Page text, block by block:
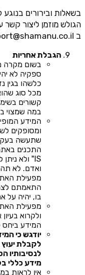
בשאלות ובירורים
הגולש מוזמן ליצור
ב
הגבלת אחריות
בשום מקרה
ספקיה לא
כלשהו בגין
מכל סוג
קשורים
במה שמצוי
המידע
ומסופקים
שתעשה
IS" ולא ניתן להתאימם לצרכיו של כל אדם
ואדם. לא
מפעילת
התאמתם
בו, יהיה על
מפעילת
ולקרוא
המידע ביחס
יודגש כי
לקבלת יעוץ
לנסיבותיו
מידע כללי
אין לראות